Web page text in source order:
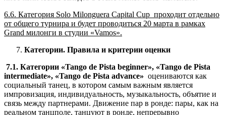
6.6. Категория Solo Milonguera Capital Cup проходит отдельно
от общего турнира и будет проводиться 20 марта в рамках
Grand милонги в студии «Vamos».
7. Категории. Правила и критерии оценки
7.1. Категории «Tango de Pista beginner», «Tango de Pista
intermediate», «Tango de Pista advance» оцениваются как
социальный танец, в котором самым важным является
импровизация, индивидуальность, музыкальность, объятие и
связь между партнерами. Движение пар в ронде: пары, как на
реальном танцполе, танцуют в ронде, непрерывно